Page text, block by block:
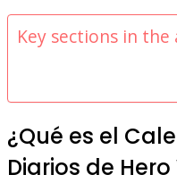
Key sections in the
¿Qué es el
Diarios de Hero